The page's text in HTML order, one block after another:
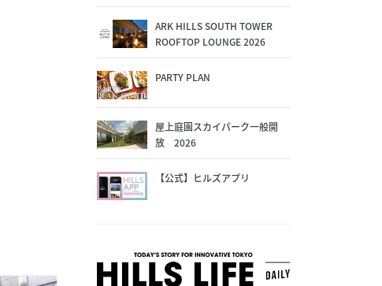
ARK HILLS SOUTH TOWER
ROOFTOP LOUNGE 2026
PARTY PLAN
屋上庭園スカイパーク一般開
放 2026
【公式】ヒルズアプリ